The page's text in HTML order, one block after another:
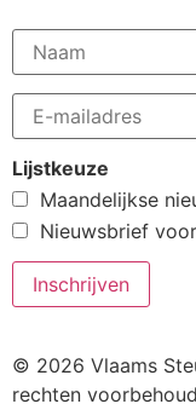
Lijstkeuze
Maandelijkse
Nieuwsbrief
© 2026 Vlaams
rechten